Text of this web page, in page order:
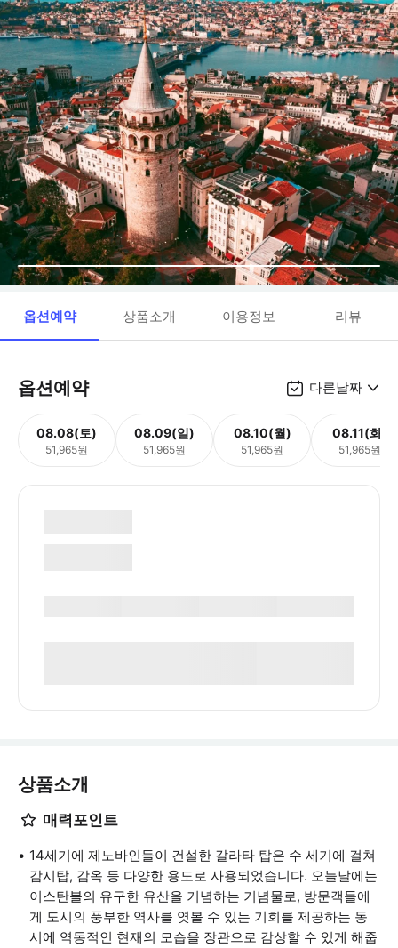
옵션예약 상품소개 이용정보 리뷰
옵션예약 다른날짜
08.08(토)
51,965원
08.09(일)
51,965원
08.10(월)
51,965원
08.11(화)
51,965원
상품소개
매력포인트
14세기에 제노바인들이 건설한 갈라타 탑은 수 세기에 걸쳐
감시탑, 감옥 등 다양한 용도로 사용되었습니다. 오늘날에는
이스탄불의 유구한 유산을 기념하는 기념물로, 방문객들에
게 도시의 풍부한 역사를 엿볼 수 있는 기회를 제공하는 동
시에 역동적인 현재의 모습을 장관으로 감상할 수 있게 해줍